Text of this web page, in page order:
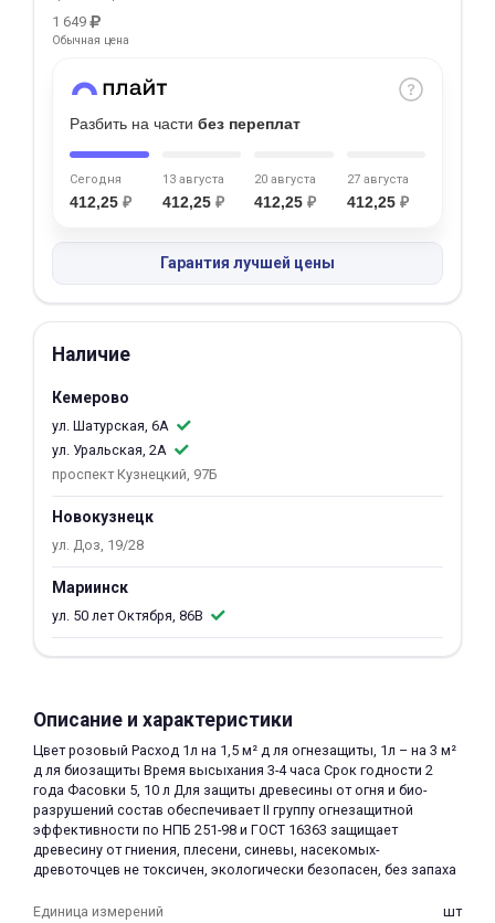
1 649
Обычная цена
Разбить на части без переплат
Сегодня
412,25 ₽
13 августа
412,25 ₽
20 августа
412,25 ₽
27 августа
412,25 ₽
Гарантия лучшей цены
Наличие
Кемерово
ул. Шатурская, 6А
ул. Уральская, 2А
проспект Кузнецкий, 97Б
Новокузнецк
ул. Доз, 19/28
Мариинск
ул. 50 лет Октября, 86В
Описание и характеристики
Цвет розовый Расход 1л на 1,5 м² д ля огнезащиты, 1л – на 3 м²
д ля биозащиты Время высыхания 3-4 часа Срок годности 2
года Фасовки 5, 10 л Для защиты древесины от огня и био-
разрушений состав обеспечивает II группу огнезащитной
эффективности по НПБ 251-98 и ГОСТ 16363 защищает
древесину от гниения, плесени, синевы, насекомых-
древоточцев не токсичен, экологически безопасен, без запаха
Единица измерений шт
25
раз в 2 недели
Остались вопросы?
8 800 302-02-51
plait.ru